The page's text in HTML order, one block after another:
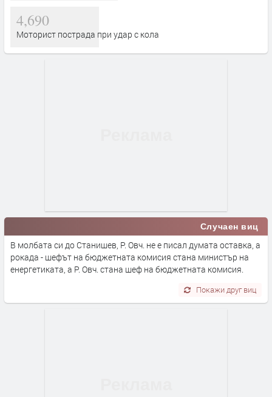
4,690
Моторист пострада при удар с кола
Случаен виц
В молбата си до Станишев, Р. Овч. не е писал думата оставка, а
рокада - шефът на бюджетната комисия стана министър на
енергетиката, а Р. Овч. стана шеф на бюджетната комисия.
Покажи друг виц